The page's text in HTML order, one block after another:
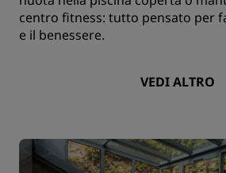
centro fitness: tutto pensato per
e il benessere.
VEDI ALTRO